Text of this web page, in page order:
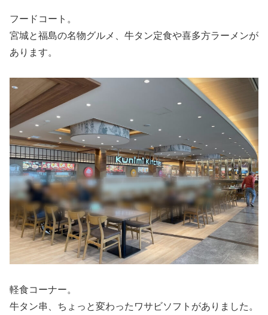
フードコート。
宮城と福島の名物グルメ、牛タン定食や喜多方ラーメンが
あります。
軽食コーナー。
牛タン串、ちょっと変わったワサビソフトがありました。